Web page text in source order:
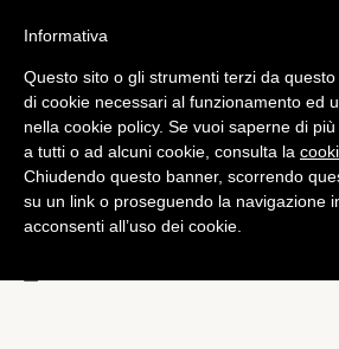
Computer
AdDuplex: “Il
520 è lo
Windows Phone
al mondo”
Informativa
Questo sito o gli strumenti terzi da
di cookie necessari al funzionamento ed
nella cookie policy. Se vuoi saperne di
a tutti o ad alcuni cookie, consulta la
Chiudendo questo banner, scorrendo
su un link o proseguendo la navigazione
acconsenti all’uso dei cookie.